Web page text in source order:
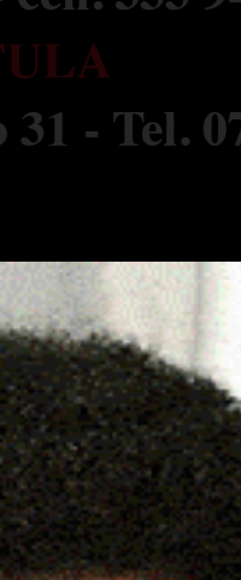
Sport Cultura
PER TENTATO